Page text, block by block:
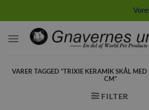
VARER TAGGED “TRIXIE KERAMIK SKÅL
CM”
FILTER